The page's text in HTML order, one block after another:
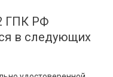
ГПК РФ
в следующих